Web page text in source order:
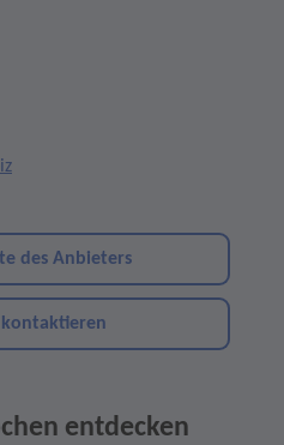
des Anbieters
entdecken